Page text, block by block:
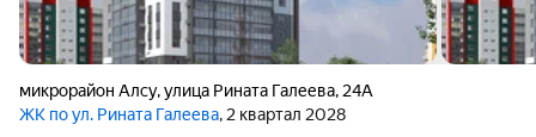
микрорайон Алсу,улица Рината Галеева, 24А
ЖК по ул. Рината Галеева, 2 квартал 2028